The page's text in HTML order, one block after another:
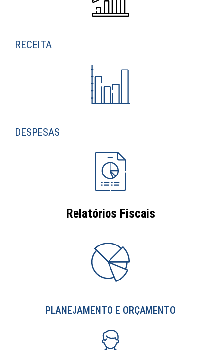
RECEITA
DESPESAS
Relatórios Fiscais
PLANEJAMENTO E ORÇAMENTO